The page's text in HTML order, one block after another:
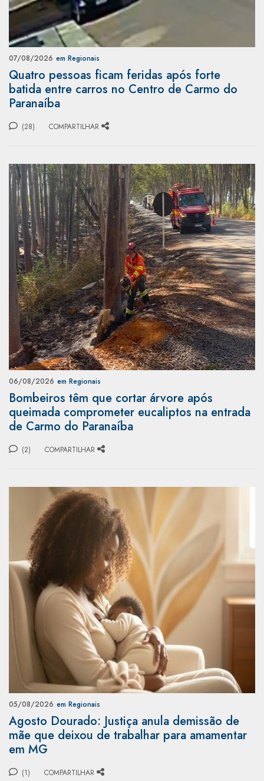
07/08/2026 em Regionais
Quatro pessoas ficam feridas após forte
batida entre carros no Centro de Carmo do
Paranaíba
(28) COMPARTILHAR
06/08/2026 em Regionais
Bombeiros têm que cortar árvore após
queimada comprometer eucaliptos na entrada
de Carmo do Paranaíba
(2) COMPARTILHAR
05/08/2026 em Regionais
Agosto Dourado: Justiça anula demissão de
mãe que deixou de trabalhar para amamentar
em MG
(1) COMPARTILHAR